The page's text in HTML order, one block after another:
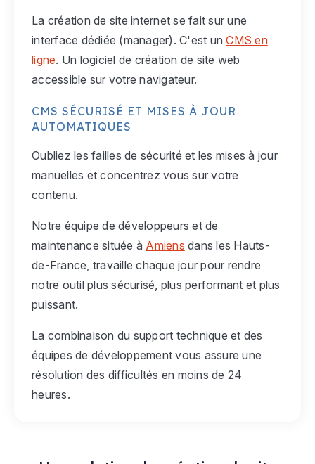
La création de site internet se fait sur une
interface dédiée (manager). C'est unCMS en
ligne. Un logiciel de création de site web
accessible sur votre navigateur.
CMS SÉCURISÉ ET MISES À JOUR
AUTOMATIQUES
Oubliez les failles de sécurité et les mises à jour
manuelles et concentrez vous sur votre
contenu.
Notre équipe de développeurs et de
maintenance située à Amiens dans les Hauts-
de-France, travaille chaque jour pour rendre
notre outil plus sécurisé, plus performant et plus
puissant.
La combinaison du support technique et des
équipes de développement vous assure une
résolution des difficultés en moins de 24
heures.